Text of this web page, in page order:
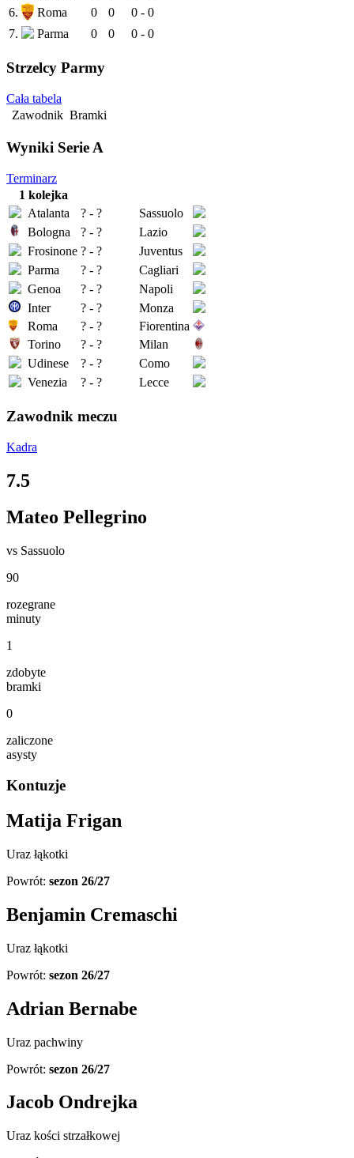
6.
Roma 0 0
0 - 0
7.
Parma 0 0 0 - 0
Strzelcy Parmy
Cała tabela
Zawodnik Bramki
Wyniki Serie A
Terminarz
1 kolejka
Atalanta
? - ?
Sassuolo
Bologna
? - ?
Lazio
Frosinone ? - ?
Juventus
Parma
? - ?
Cagliari
Genoa
? - ?
Napoli
Inter
? - ?
Monza
Roma
? - ?
Fiorentina
Torino
? - ?
Milan
Udinese
? - ?
Como
Venezia
? - ? Lecce
Zawodnik meczu
Kadra
7.5
Mateo Pellegrino
vs Sassuolo
90
rozegrane
minuty
1
zdobyte
bramki
0
zaliczone
asysty
Kontuzje
Matija Frigan
Uraz łąkotki
Powrót: sezon 26/27
Benjamin Cremaschi
Uraz łąkotki
Powrót: sezon 26/27
Adrian Bernabe
Uraz pachwiny
Powrót: sezon 26/27
Jacob Ondrejka
Uraz kości strzałkowej